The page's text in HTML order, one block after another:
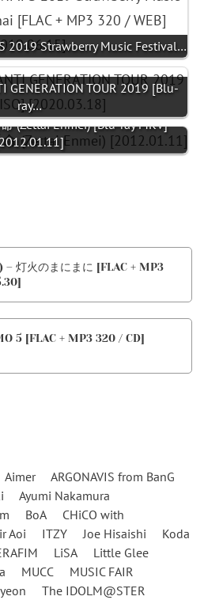
2019 Strawberry Music Festival…
GENERATION TOUR 2019 [Blu-
ray…
(Zettai Enmei) [Blu-ray MKV]
– 灯火のまにまに [FLAC + MP3
5 [FLAC + MP3 320 / CD]
Aimer
ARGONAVIS from BanG
Ayumi Nakamura
BoA
CHiCO with
Aoi ITZY Joe Hisaishi
Koda
LiSA
Little Glee
MUCC
MUSIC FAIR
The IDOLM@STER